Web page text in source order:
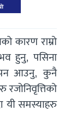
कारण राम्रो
हुनु, पसिना
आउनु, कुनै
रजोनिवृत्तिको
यी समस्याहरु